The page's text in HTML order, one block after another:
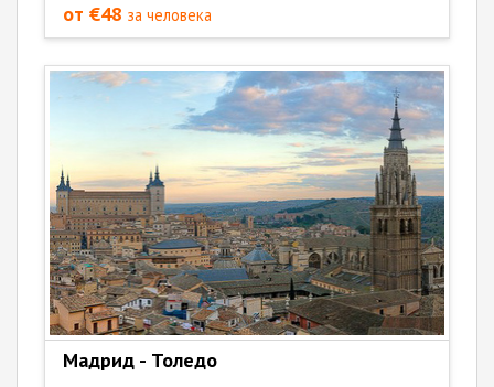
от €48 за человека
Мадрид - Толедо